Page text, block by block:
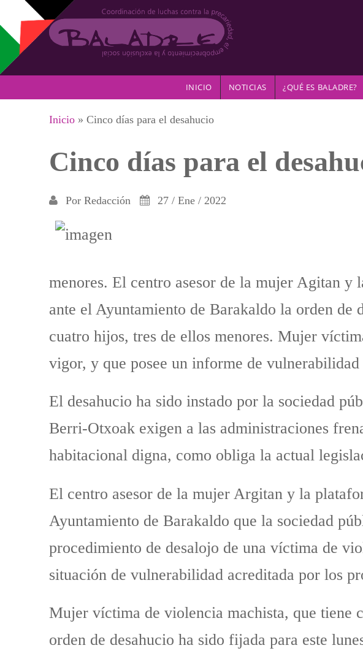
Pasar al contenido principal
INICIO NOTICIAS ¿QUÉ ES BALADRE?
Se encuentra usted aquí
Inicio » Cinco días para el desahucio
Cinco días para el
Por Redacción 27 / Ene / 2022
menores. El centro asesor de la mujer Agitan
ante el Ayuntamiento de Barakaldo la orden de
cuatro hijos, tres de ellos menores. Mujer
vigor, y que posee un informe de
El desahucio ha sido instado por la sociedad
Berri-Otxoak exigen a las administraciones
habitacional digna, como obliga la actual
El centro asesor de la mujer Argitan y la
Ayuntamiento de Barakaldo que la sociedad
procedimiento de desalojo de una víctima de
situación de vulnerabilidad acreditada por los
Mujer víctima de violencia machista, que tiene
orden de desahucio ha sido fijada para este